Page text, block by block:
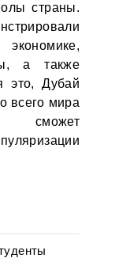
страны.
а также
это, Дубай
всего мира
сможет